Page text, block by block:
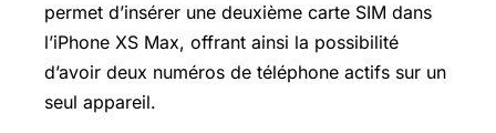
permet d’insérer une deuxième carte SIM dans
l’iPhone XS Max, offrant ainsi la possibilité
d’avoir deux numéros de téléphone actifs sur un
seul appareil.